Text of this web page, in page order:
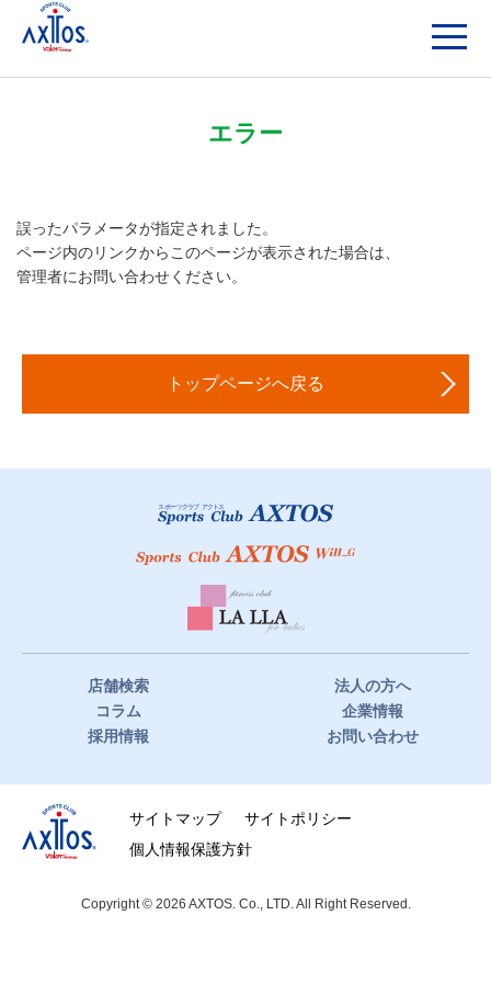
エラー
誤ったパラメータが指定されました。
ページ内のリンクからこのページが表示された場合は、
管理者にお問い合わせください。
トップページへ戻る
店舗検索
法人の方へ
コラム
企業情報
採用情報
お問い合わせ
サイトマップ
サイトポリシー
個人情報保護方針
Copyright © 2026 AXTOS. Co., LTD. All Right Reserved.